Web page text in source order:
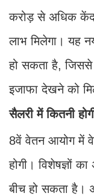
करोड़ से अधिक
लाभ मिलेगा। यह
हो सकता है, जिससे
इजाफा देखने को
सैलरी में कितनी
8वें वेतन आयोग में
होगी। विशेषज्ञों
बीच हो सकता